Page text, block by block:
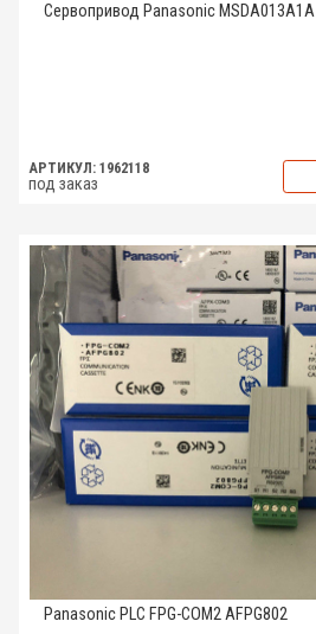
Сервопривод Panasonic MSDA013A1A
АРТИКУЛ: 1962118
под заказ
Panasonic PLC FPG-COM2 AFPG802